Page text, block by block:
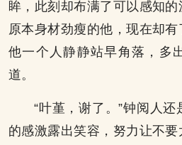
眸，此刻却布满了可以感知的
原本身材劲瘦的他，现在却
他一个人静静站早角落，多
道。
“叶堇，谢了。”钟阅人
的感激露出笑容，努力让不